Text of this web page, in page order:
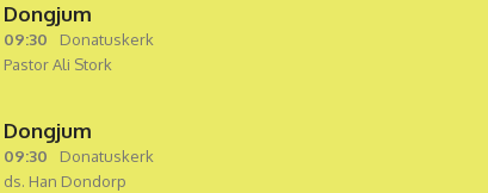
Dongjum
09:30
Donatuskerk
Pastor Ali Stork
Dongjum
09:30
Donatuskerk
ds. Han Dondorp